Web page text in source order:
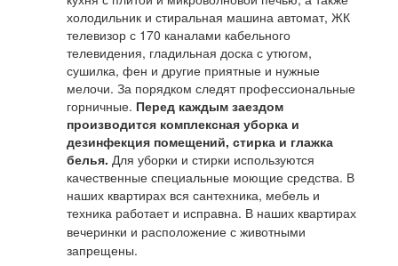
холодильник и стиральная машина автомат, ЖК
телевизор с 170 каналами кабельного
телевидения, гладильная доска с утюгом,
сушилка, фен и другие приятные и нужные
мелочи. За порядком следят профессиональные
горничные. Перед каждым заездом
производится комплексная уборка и
дезинфекция помещений, стирка и глажка
белья. Для уборки и стирки используются
качественные специальные моющие средства. В
наших квартирах вся сантехника, мебель и
техника работает и исправна. В наших квартирах
вечеринки и расположение с животными
запрещены.